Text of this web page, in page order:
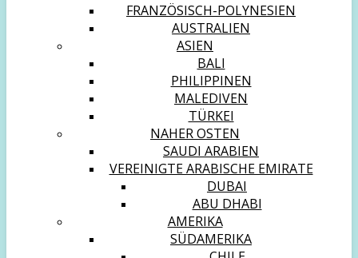
FRANZÖSISCH-POLYNESIEN
AUSTRALIEN
ASIEN
BALI
PHILIPPINEN
MALEDIVEN
TÜRKEI
NAHER OSTEN
SAUDI ARABIEN
VEREINIGTE ARABISCHE EMIRATE
DUBAI
ABU DHABI
AMERIKA
SÜDAMERIKA